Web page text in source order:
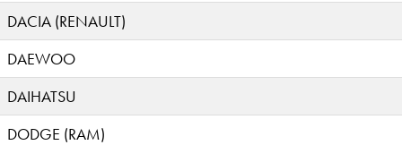
DACIA (RENAULT)
DAEWOO
DAIHATSU
DODGE (RAM)